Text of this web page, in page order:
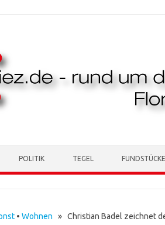
POLITIK TEGEL FUNDSTÜCKE
• Wohnen » Christian Badel zeichnet